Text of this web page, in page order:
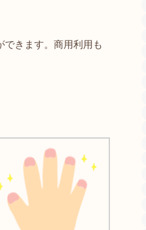
できます。商用利用も